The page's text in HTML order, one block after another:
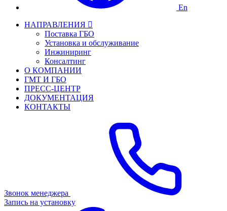
En
НАПРАВЛЕНИЯ
Поставка ГБО
Установка и обслуживание
Инжиниринг
Консалтинг
О КОМПАНИИ
ГМТ И ГБО
ПРЕСС-ЦЕНТР
ДОКУМЕНТАЦИЯ
КОНТАКТЫ
Звонок менеджера
Запись на установку